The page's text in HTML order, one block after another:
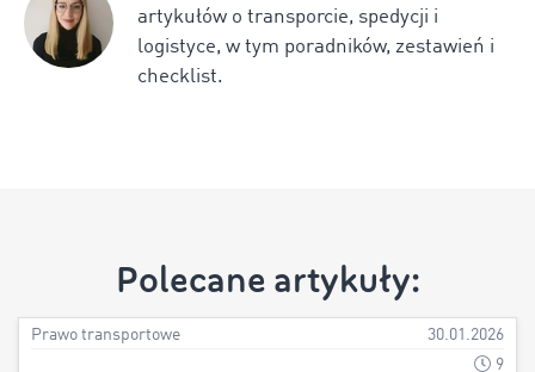
artykułów o transporcie, spedycji i
logistyce, w tym poradników, zestawień i
checklist.
Polecane artykuły:
Prawo transportowe
30.01.2026
9